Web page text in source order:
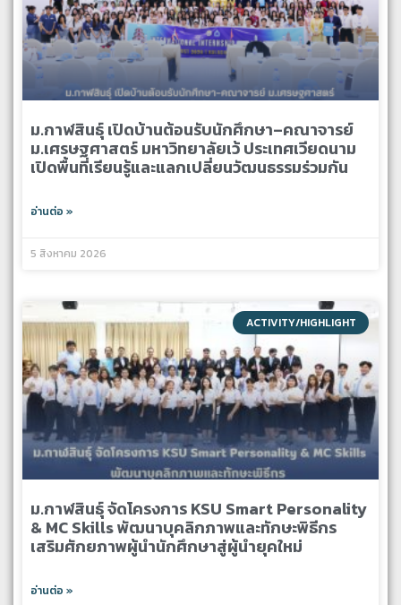
ม.กาฬสินธุ์ เปิดบ้านต้อนรับนักศึกษา–คณาจารย์
ม.เศรษฐศาสตร์ มหาวิทยาลัยเว้ ประเทศเวียดนาม
เปิดพื้นที่เรียนรู้และแลกเปลี่ยนวัฒนธรรมร่วมกัน
อ่านต่อ »
5 สิงหาคม 2026
ACTIVITY/HIGHLIGHT
ม.กาฬสินธุ์ จัดโครงการ KSU Smart Personality
& MC Skills พัฒนาบุคลิกภาพและทักษะพิธีกร
เสริมศักยภาพผู้นำนักศึกษาสู่ผู้นำยุคใหม่
อ่านต่อ »